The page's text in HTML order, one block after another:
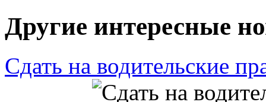
Другие интересные
Сдать на водительские